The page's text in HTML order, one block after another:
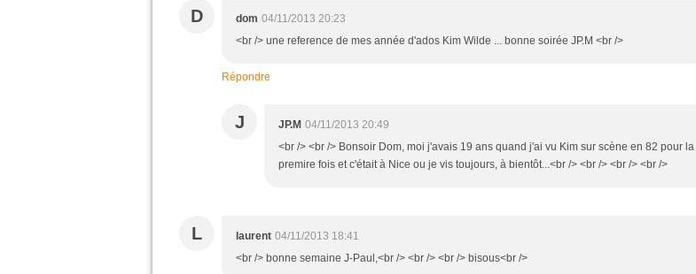
D dom 04/11/2013 20:23
<br /> une reference de mes année d'ados Kim Wilde ... bonne soirée JP.M <br />
Répondre
J JP.M 04/11/2013 20:49
<br /> <br /> Bonsoir Dom, moi j'avais 19 ans quand j'ai vu Kim sur scène en 82 pour la
premire fois et c'était à Nice ou je vis toujours, à bientôt...<br /> <br /> <br /> <br />
L laurent 04/11/2013 18:41
<br /> bonne semaine J-Paul,<br /> <br /> <br /> bisous<br />